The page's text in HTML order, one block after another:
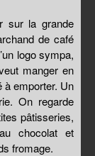
sur la grande
de café
logo sympa,
manger en
à emporter. Un
On regarde
pâtisseries,
chocolat et
fromage.